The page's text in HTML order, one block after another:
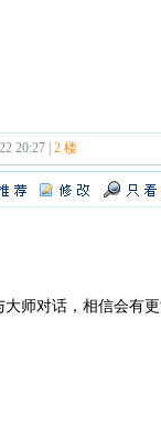
20:27 | 2 楼
大师对话，相信会有